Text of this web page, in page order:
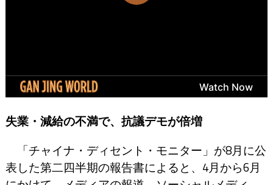
失業・減給の不満で、抗議デモが倍増
「チャイナ・ディセント・モニター」が8月に公
表した第二四半期の報告書によると、4月から6月